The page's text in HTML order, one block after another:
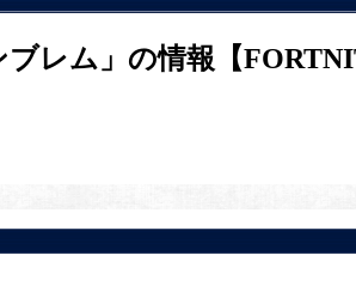
レム」の情報【